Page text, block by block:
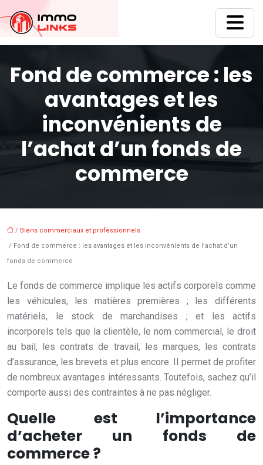
Fond de commerce : les
avantages et les
inconvénients de
l’achat d’un fonds de
commerce
/ Biens commerciaux et professionnels
/ Fond de commerce : les avantages et les inconvénients de l’achat d’un
fonds de commerce
Le fonds de commerce implique les actifs corporels comme
les véhicules, les matières premières ; les différents
matériels, le stock de marchandises ; et les actifs
incorporels tels que la clientèle, le nom commercial, le droit
au bail, les contrats de travail, les marques, les contrats
d’assurance, les brevets et plus encore. Il permet de profiter
de nombreux avantages intéressants. Toutefois, sachez qu’il
comporte aussi des contraintes à ne pas négliger.
Quelle est l’importance
d’acheter un fonds de
commerce ?